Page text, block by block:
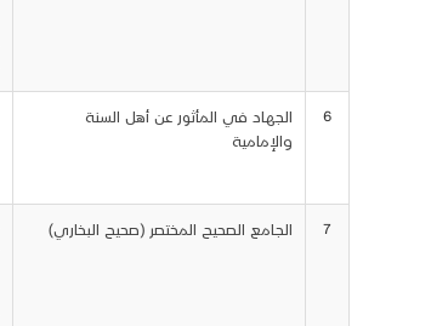
6
الجهـاد في المأثور عن أهل السنة
والإمامية
7 الجـامع الصحيح المختصر (صحيح البخاري)